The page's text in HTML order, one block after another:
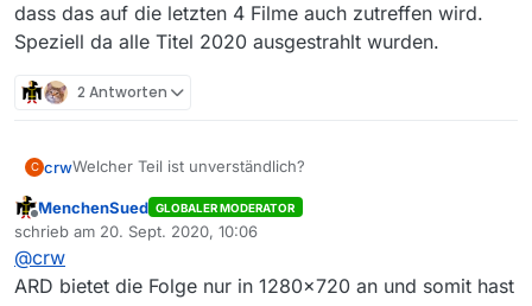
dass das auf die letzten 4 Filme auch zutreffen wird.
Speziell da alle Titel 2020 ausgestrahlt wurden.
2 Antworten
C crwWelcher Teil ist unverständlich?
Die in MediathekviewWeb verknüpfte Datei lässt sich
herunterladen der Film auf der Webseite aufgrund der
Staffel 2020 in der Adresse haben ist anzunehmen, dass
Offline
MenchenSued GLOBALER MODERATOR
schrieb am 20. Sept. 2020, 10:06
zuletzt editiert von
@crw
ARD bietet die Folge nur in 1280x720 an und somit hast